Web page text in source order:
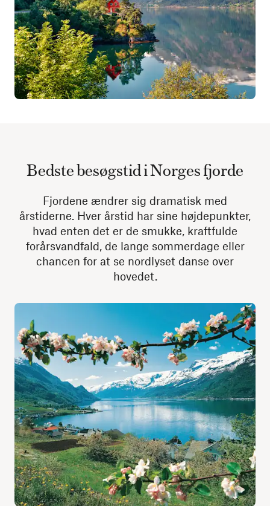
Bedste besøgstid i Norges fjorde
Fjordene ændrer sig dramatisk med
årstiderne. Hver årstid har sine højdepunkter,
hvad enten det er de smukke, kraftfulde
forårsvandfald, de lange sommerdage eller
chancen for at se nordlyset danse over
hovedet.